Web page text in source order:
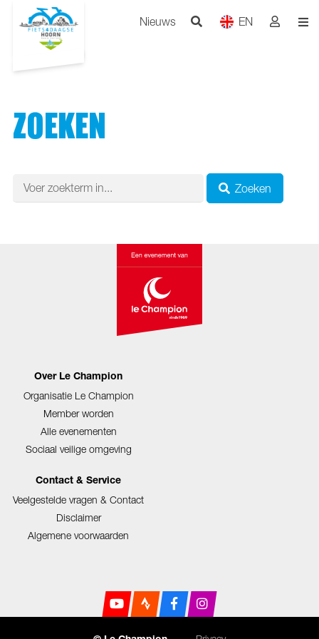
Nieuws EN
ZOEKEN
Zoeken
Over Le Champion
Organisatie Le Champion
Member worden
Alle evenementen
Sociaal veilige omgeving
Contact & Service
Veelgestelde vragen & Contact
Disclaimer
Algemene voorwaarden